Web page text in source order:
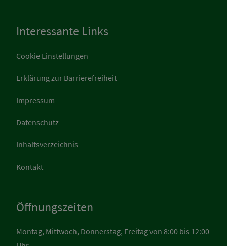
Interessante Links
Cookie Einstellungen
Erklärung zur Barrierefreiheit
Impressum
Datenschutz
Inhaltsverzeichnis
Kontakt
Öffnungszeiten
Montag, Mittwoch, Donnerstag, Freitag von 8:00 bis 12:00